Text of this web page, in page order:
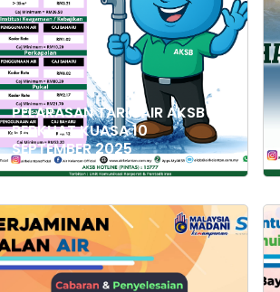
PELARASAN TARIF AIR AKSB
BERKUAT KUASA 10
SEPTEMBER 2025